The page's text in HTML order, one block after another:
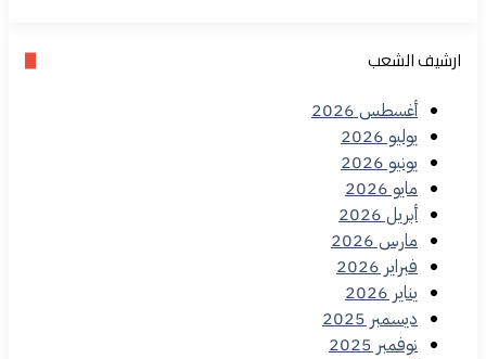
ارشيف الشعب
أغسطس 2026
يوليو 2026
يونيو 2026
مايو 2026
أبريل 2026
مارس 2026
فبراير 2026
يناير 2026
ديسمبر 2025
نوفمبر 2025